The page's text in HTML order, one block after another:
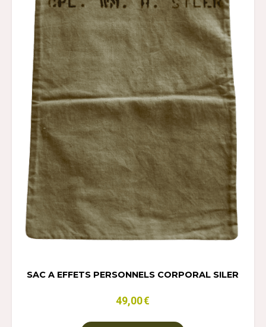
SAC A EFFETS PERSONNELS CORPORAL SILER
49,00€